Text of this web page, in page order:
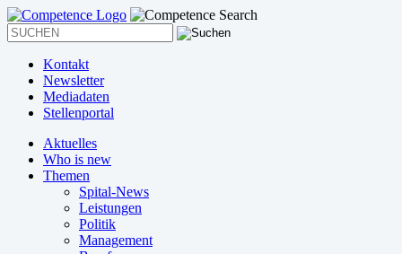
Kontakt
Newsletter
Mediadaten
Stellenportal
Aktuelles
Who is new
Themen
Spital-News
Leistungen
Politik
Management